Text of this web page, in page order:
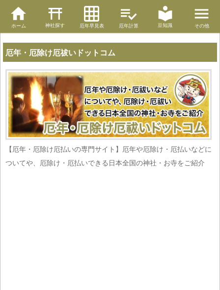
ホーム 神社探す 厄年早見表 厄年計算 豆知識 その他
厄年・厄除け厄祓いドットコム
【厄年・厄除け厄払いの専門サイト】厄年や厄除け・厄払いなどに
ついてや、厄除け・厄払いできる日本全国の神社・お寺をご紹介